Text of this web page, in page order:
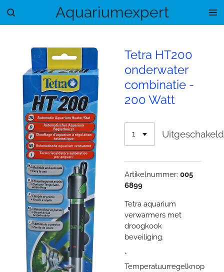
Ga
hoofdinhoud
Aquariumexpert
Tetra HT200
onderwater
combinatie -
200 Watt
Uitgeschakeld
Artikelnummer: 005
6899
Tetra aquarium
verwarmers met
droogkook
beveiliging.
*
Temperatuurregelknop